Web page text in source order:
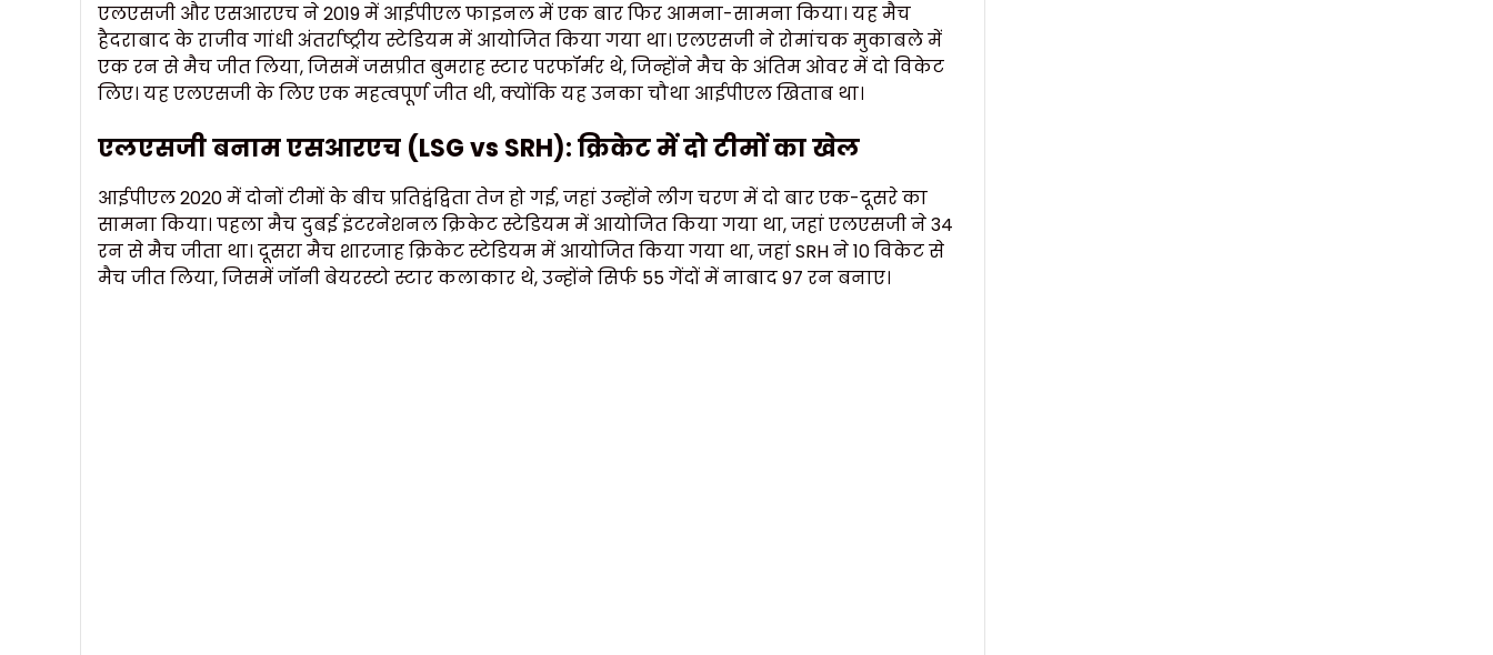
एलएसजी और एसआरएच ने 2019 में आईपीएल फाइनल में एक बार फिर आमना-सामना किया। यह मैच
हैदराबाद के राजीव गांधी अंतर्राष्ट्रीय स्टेडियम में आयोजित किया गया था। एलएसजी ने रोमांचक मुकाबले में
एक रन से मैच जीत लिया, जिसमें जसप्रीत बुमराह स्टार परफॉर्मर थे, जिन्होंने मैच के अंतिम ओवर में दो विकेट
लिए। यह एलएसजी के लिए एक महत्वपूर्ण जीत थी, क्योंकि यह उनका चौथा आईपीएल खिताब था।
एलएसजी बनाम एसआरएच (LSG vs SRH): क्रिकेट में दो टीमों का खेल
आईपीएल 2020 में दोनों टीमों के बीच प्रतिद्वंद्विता तेज हो गई, जहां उन्होंने लीग चरण में दो बार एक-दूसरे का
सामना किया। पहला मैच दुबई इंटरनेशनल क्रिकेट स्टेडियम में आयोजित किया गया था, जहां एलएसजी ने 34
रन से मैच जीता था। दूसरा मैच शारजाह क्रिकेट स्टेडियम में आयोजित किया गया था, जहां SRH ने 10 विकेट से
मैच जीत लिया, जिसमें जॉनी बेयरस्टो स्टार कलाकार थे, उन्होंने सिर्फ 55 गेंदों में नाबाद 97 रन बनाए।